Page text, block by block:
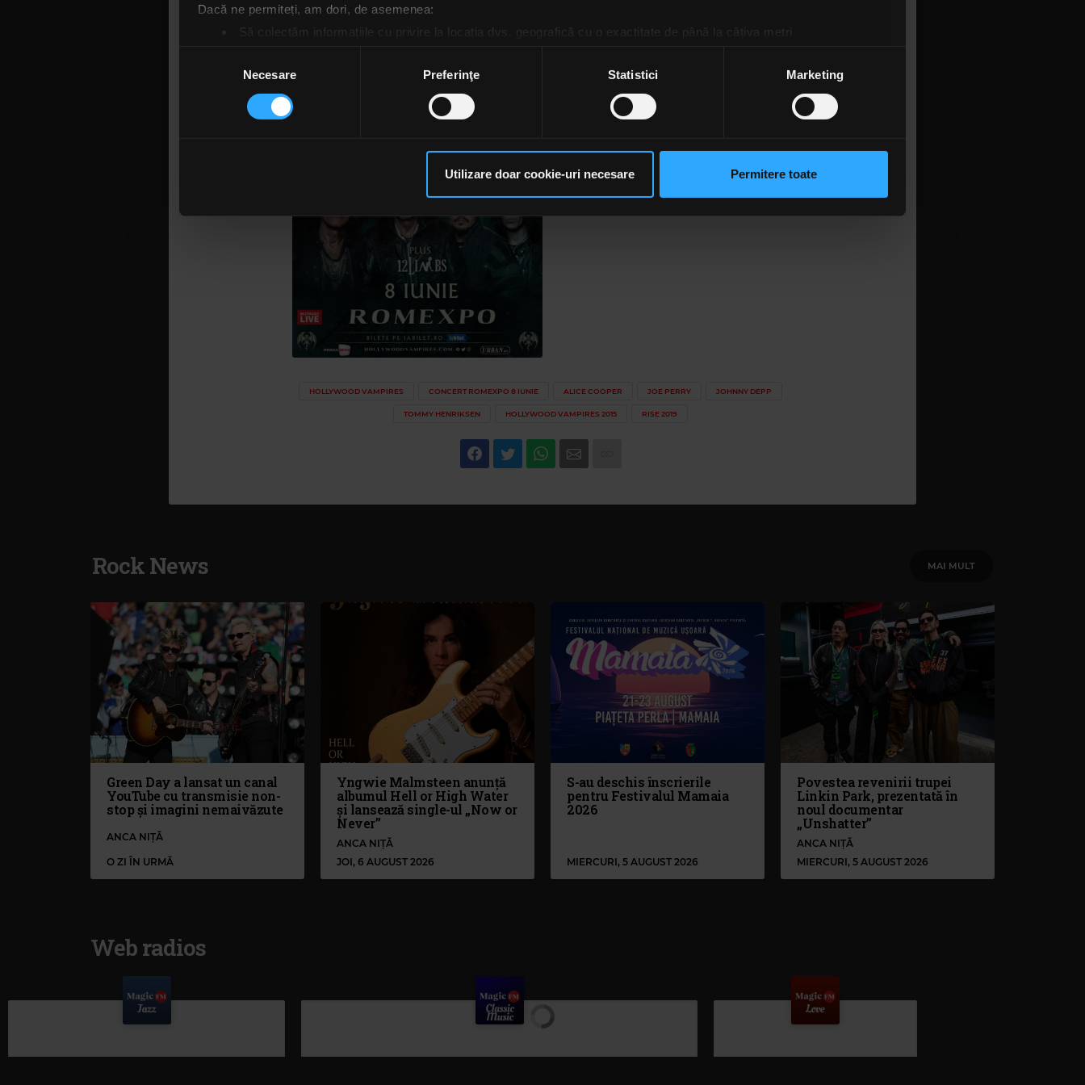
Dacă ne permiteți, am dori, de asemenea:
Să colectăm informațiile cu privire la locația dvs. geografică cu o exactitate de până la câțiva metri
Găsiți mai multe informații despre procesarea datelor dvs. personale și configurați-vă preferințele la
secțiunea cu detalii
Vă puteți modifica sau retrage oricând acordul din Declarația despre modulele cookie.
traficul. De asemenea, le oferim partenerilor de rețele sociale, de publicitate și de analize informații cu privire la modul în
care folosiți site-ul nostru. Aceștia le pot combina cu alte informații oferite de dvs. sau culese în urma folosirii serviciilor
consimțământului
Necesare Preferinţe Statistici Marketing
Utilizare doar cookie-uri necesare Permitere toate
HOLLYWOOD VAMPIRES CONCERT ROMEXPO 8 IUNIE ALICE COOPER JOE PERRY JOHNNY DEPP
TOMMY HENRIKSEN HOLLYWOOD VAMPIRES 2015 RISE 2019
Rock News MAI MULT
Green Day a lansat un canal
YouTube cu transmisie non-
stop și imagini nemaivăzute
ANCA NIȚĂ
O ZI ÎN URMĂ
Yngwie Malmsteen anunță
albumul Hell or High Water
și lansează single-ul „Now or
Never”
ANCA NIȚĂ
JOI, 6 AUGUST 2026
S-au deschis înscrierile
pentru Festivalul Mamaia
2026
MIERCURI, 5 AUGUST 2026
Povestea revenirii trupei
Linkin Park, prezentată în
noul documentar
„Unshatter”
ANCA NIȚĂ
MIERCURI, 5 AUGUST 2026
Web radios